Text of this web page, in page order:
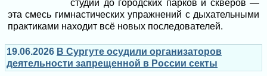
студий до городских парков и скверов —
эта смесь гимнастических упражнений с дыхательными
практиками находит всё новых последователей.
19.06.2026 В Сургуте осудили организаторов
деятельности запрещенной в России секты